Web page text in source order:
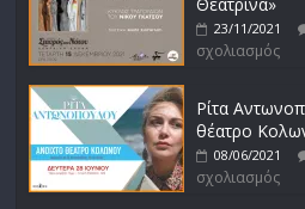
23/11/2021
σχολιασμός
Ρίτα
θέατρο
08/06/2021
σχολιασμός